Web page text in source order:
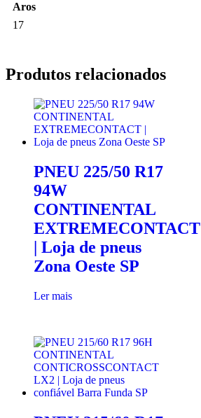
Aros
17
Produtos relacionados
PNEU 225/50 R17
94W
CONTINENTAL
EXTREMECONTACT
| Loja de pneus
Zona Oeste SP
Ler mais